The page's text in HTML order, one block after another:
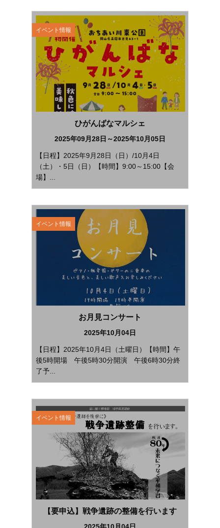
イベント情報
ひがんばなマルシェ
2025年09月28日～2025年10月05日
【日程】2025年9月28日（日）/10月4日
（土）・5日（日）【時間】9:00～15:00【会
場】...
イベント情報
お月見コンサート
2025年10月04日
【日程】2025年10月4日（土曜日）【時間】午
後5時開場 午後5時30分開演 午後6時30分終
了予...
イベント情報
【要申込】戦争遺跡の整備を行います
2025年10月04日